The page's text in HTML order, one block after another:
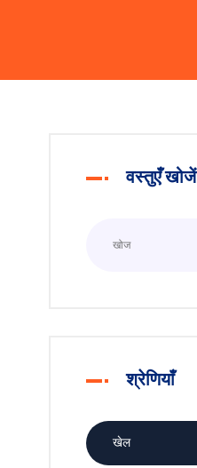
वस्तुएँ खोजें
श्रेणियाँ
खेल